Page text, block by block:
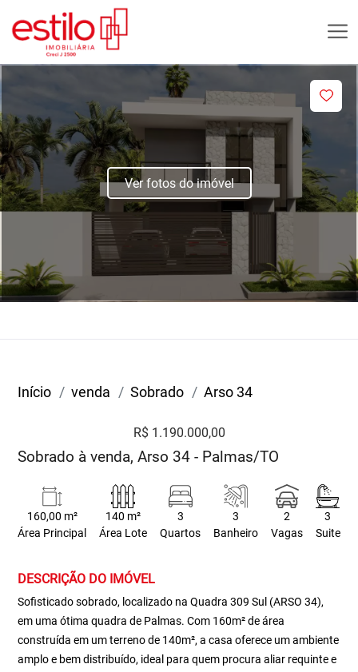
Ver fotos do imóvel
Início venda Sobrado Arso 34
R$ 1.190.000,00
Sobrado à venda, Arso 34 - Palmas/TO
160,00 m²
Área Principal
140 m²
Área Lote
3
Quartos
3
Banheiro
2
Vagas
3
Suite
DESCRIÇÃO DO IMÓVEL
Sofisticado sobrado, localizado na Quadra 309 Sul (ARSO 34),
em uma ótima quadra de Palmas. Com 160m² de área
construída em um terreno de 140m², a casa oferece um ambiente
amplo e bem distribuído, ideal para quem procura aliar requinte e